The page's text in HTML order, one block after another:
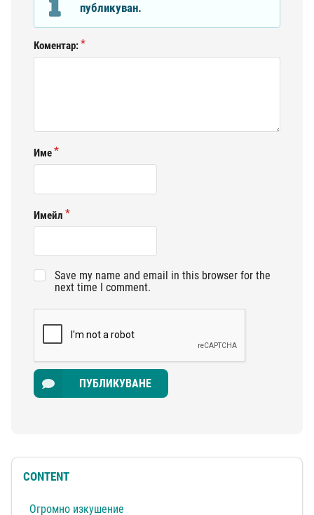
публикуван.
Коментар:
Име
Имейл
Save my name and email in this browser for the
next time I comment.
ПУБЛИКУВАНЕ
CONTENT
Огромно изкушение